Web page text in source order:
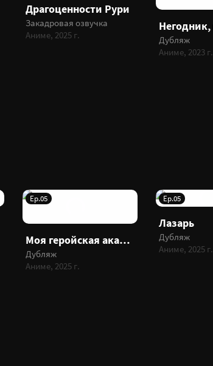
Драгоценности Рури
Закадровая озвучка
Аниме, 2025 г.
Дубляж
Аниме, 2023 г.
Ep.05
Моя геройская академия: Вне закона
Дубляж
Аниме, 2025 г.
Ep.05
Лазарь
Дубляж
Аниме, 2025 г.